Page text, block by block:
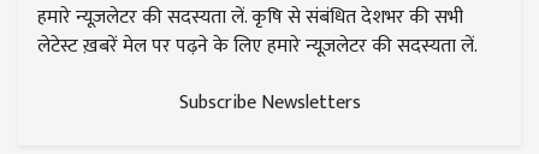
हमारे न्यूज़लेटर की सदस्यता लें. कृषि से संबंधित देशभर की सभी
लेटेस्ट ख़बरें मेल पर पढ़ने के लिए हमारे न्यूज़लेटर की सदस्यता लें.
Subscribe Newsletters